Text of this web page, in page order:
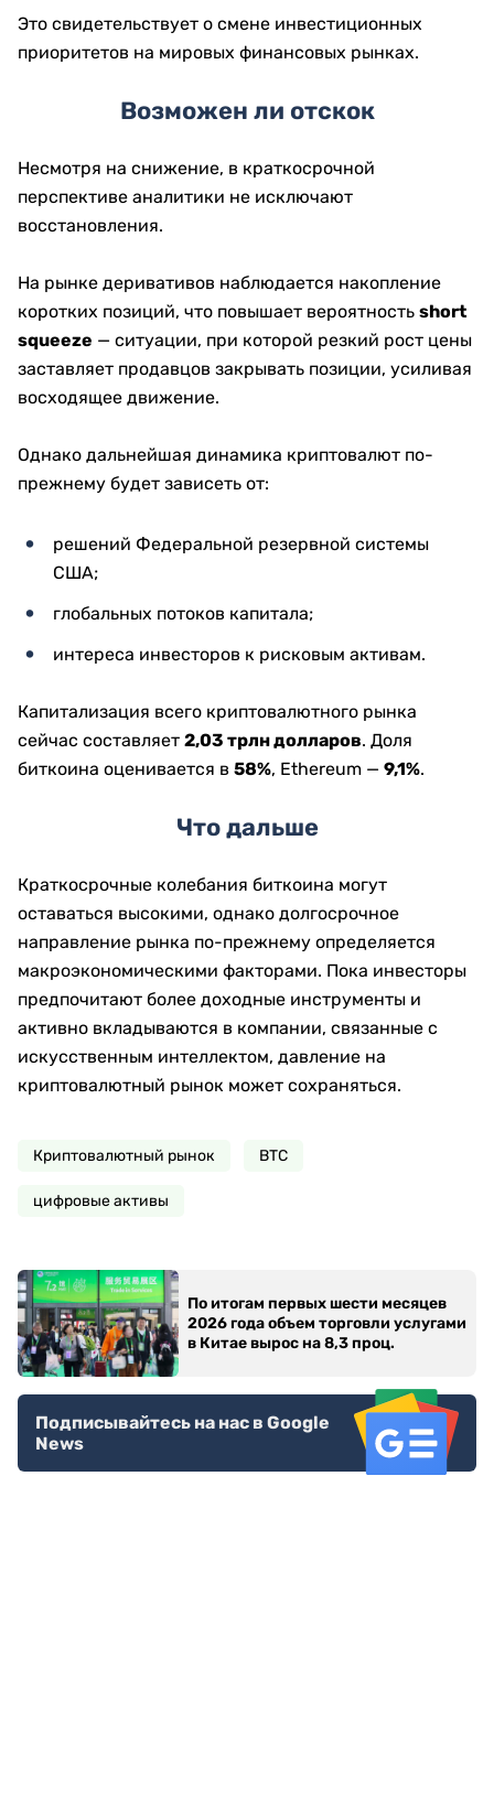
Это свидетельствует о смене инвестиционных
приоритетов на мировых финансовых рынках.
Возможен ли отскок
Несмотря на снижение, в краткосрочной
перспективе аналитики не исключают
восстановления.
На рынке деривативов наблюдается накопление
коротких позиций, что повышает вероятность short
squeeze — ситуации, при которой резкий рост цены
заставляет продавцов закрывать позиции, усиливая
восходящее движение.
Однако дальнейшая динамика криптовалют по-
прежнему будет зависеть от:
решений Федеральной резервной системы
США;
глобальных потоков капитала;
интереса инвесторов к рисковым активам.
Капитализация всего криптовалютного рынка
сейчас составляет 2,03 трлн долларов. Доля
биткоина оценивается в 58%, Ethereum — 9,1%.
Что дальше
Краткосрочные колебания биткоина могут
оставаться высокими, однако долгосрочное
направление рынка по-прежнему определяется
макроэкономическими факторами. Пока инвесторы
предпочитают более доходные инструменты и
активно вкладываются в компании, связанные с
искусственным интеллектом, давление на
криптовалютный рынок может сохраняться.
Криптовалютный рынок ВТС
цифровые активы
По итогам первых шести месяцев
2026 года объем торговли услугами
в Китае вырос на 8,3 проц.
Подписывайтесь на нас в Google
News